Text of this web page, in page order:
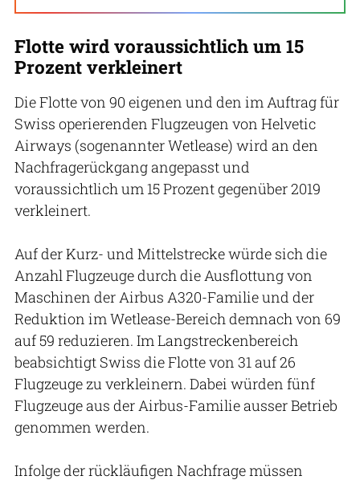
Flotte wird voraussichtlich um 15
Prozent verkleinert
Die Flotte von 90 eigenen und den im Auftrag für
Swiss operierenden Flugzeugen von Helvetic
Airways (sogenannter Wetlease) wird an den
Nachfragerückgang angepasst und
voraussichtlich um 15 Prozent gegenüber 2019
verkleinert.
Auf der Kurz- und Mittelstrecke würde sich die
Anzahl Flugzeuge durch die Ausflottung von
Maschinen der Airbus A320-Familie und der
Reduktion im Wetlease-Bereich demnach von 69
auf 59 reduzieren. Im Langstreckenbereich
beabsichtigt Swiss die Flotte von 31 auf 26
Flugzeuge zu verkleinern. Dabei würden fünf
Flugzeuge aus der Airbus-Familie ausser Betrieb
genommen werden.
Infolge der rückläufigen Nachfrage müssen